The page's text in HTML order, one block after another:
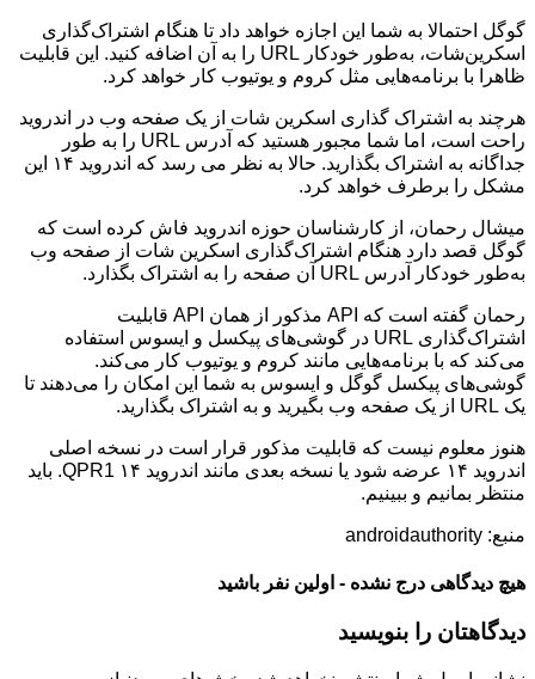
گوگل احتمالا به شما این اجازه خواهد داد تا هنگام اشتراک‌گذاری
اسکرین‌شات، به‌طور خودکار URL را به آن اضافه کنید. این قابلیت
ظاهرا با برنامه‌هایی مثل کروم و یوتیوب کار خواهد کرد.
هرچند به اشتراک گذاری اسکرین شات از یک صفحه وب در اندروید
راحت است، اما شما مجبور هستید که آدرس URL را به طور
جداگانه به اشتراک بگذارید. حالا به نظر می رسد که اندروید ۱۴ این
مشکل را برطرف خواهد کرد.
میشال رحمان، از کارشناسان حوزه اندروید فاش کرده است که
گوگل قصد دارد هنگام اشتراک‌گذاری اسکرین شات از صفحه وب
به‌طور خودکار آدرس URL آن صفحه را به اشتراک بگذارد.
رحمان گفته است که API مذکور از همان API قابلیت
اشتراک‌گذاری URL در گوشی‌های پیکسل و ایسوس استفاده
می‌کند که با برنامه‌هایی مانند کروم و یوتیوب کار می‌کند.
گوشی‌های پیکسل گوگل و ایسوس به شما این امکان را می‌دهند تا
یک URL از یک صفحه وب بگیرید و به اشتراک بگذارید.
هنوز معلوم نیست که قابلیت مذکور قرار است در نسخه اصلی
اندروید ۱۴ عرضه شود یا نسخه بعدی مانند اندروید ۱۴ QPR1. باید
منتظر بمانیم و ببینیم.
منبع: androidauthority
هیچ دیدگاهی درج نشده - اولین نفر باشید
دیدگاهتان را بنویسید